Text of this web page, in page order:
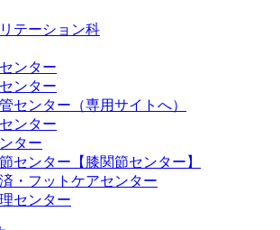
テーション科
ンター
ンター
センター（専用サイトへ）
ンター
ター
センター【膝関節センター】
・フットケアセンター
センター